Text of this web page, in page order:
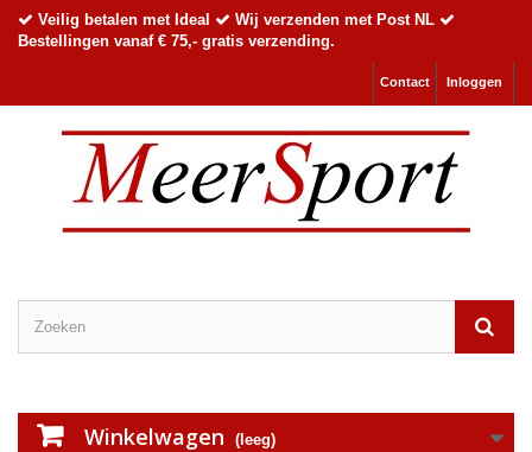
Veilig betalen met Ideal
Wij verzenden met Post NL
Bestellingen vanaf € 75,- gratis verzending.
Inloggen
Contact
Winkelwagen (leeg)